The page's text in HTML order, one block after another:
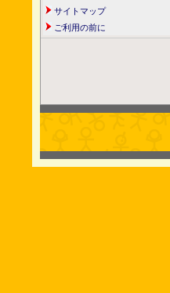
サイトマップ
ご利用の前に